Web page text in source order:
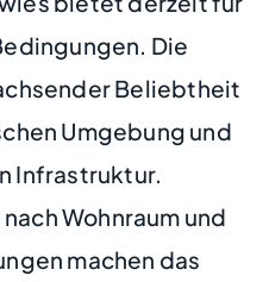
Die
Beliebtheit
Umgebung und
Infrastruktur.
Wohnraum und
machen das